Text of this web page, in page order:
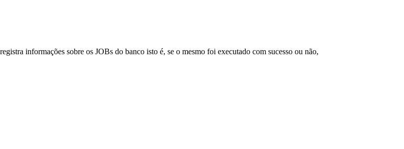
informações sobre os JOBs do banco isto é, se o mesmo foi executado com sucesso ou não,